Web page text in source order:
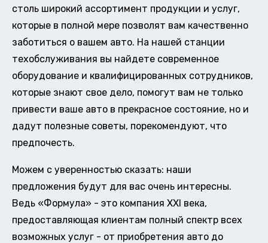
столь широкий ассортимент продукции и услуг,
которые в полной мере позволят вам качественно
заботиться о вашем авто. На нашей станции
техобслуживания вы найдете современное
оборудование и квалифицированных сотрудников,
которые знают свое дело, помогут вам не только
привести ваше авто в прекрасное состояние, но и
дадут полезные советы, порекомендуют, что
предпочесть.
Можем с уверенностью сказать: наши
предложения будут для вас очень интересны.
Ведь «Формула» - это компания XXI века,
предоставляющая клиентам полный спектр всех
возможных услуг - от приобретения авто до